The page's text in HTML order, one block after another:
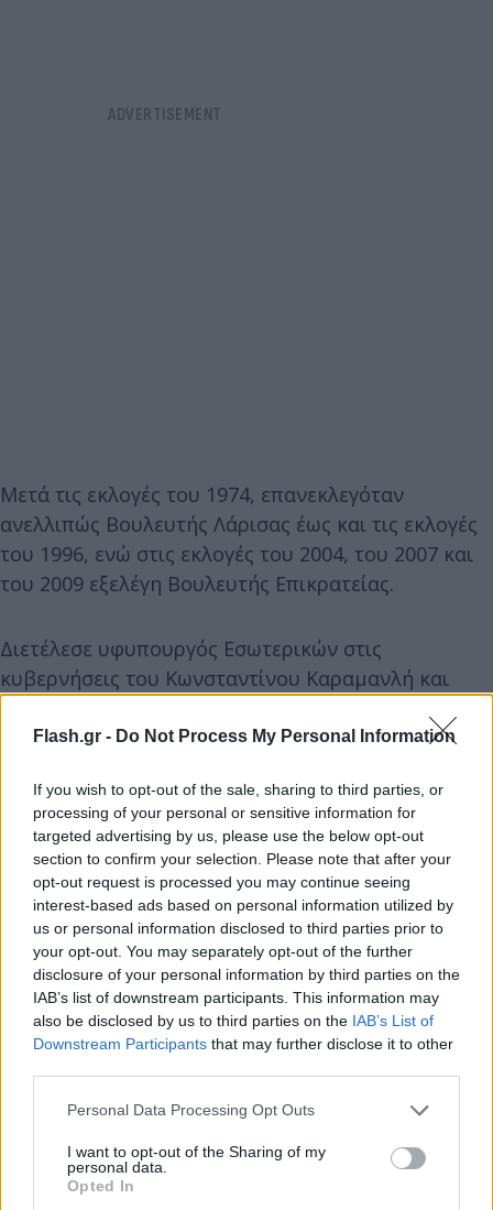
Flash.gr - Do Not Process My Personal Information
If you wish to opt-out of the sale, sharing to third parties, or
processing of your personal or sensitive information for
targeted advertising by us, please use the below opt-out
section to confirm your selection. Please note that after your
opt-out request is processed you may continue seeing
interest-based ads based on personal information utilized by
us or personal information disclosed to third parties prior to
your opt-out. You may separately opt-out of the further
disclosure of your personal information by third parties on the
IAB’s list of downstream participants. This information may
also be disclosed by us to third parties on the IAB’s List of
Downstream Participants that may further disclose it to other
Please note that this website/app uses one or more Google
not limited to your visit or usage behaviour. You may click to
grant or deny consent to Google and its third-party tags to
use your data for below specified purposes in below Google
Personal Data Processing Opt Outs
I want to opt-out of the Sharing of my
personal data.
Opted In
Μετά τις εκλογές του 1974, επανεκλεγόταν
ανελλιπώς Βουλευτής Λάρισας έως και τις εκλογές
του 1996, ενώ στις εκλογές του 2004, του 2007 και
του 2009 εξελέγη Βουλευτής Επικρατείας.
Διετέλεσε υφυπουργός Εσωτερικών στις
κυβερνήσεις του Κωνσταντίνου Καραμανλή και
Γεωργίου Ράλλη. Ανέλαβε υπουργός Εθνικής
Τζαννετάκη (1989) και υπουργός Οικονομικών στην
οικουμενική κυβέρνηση του Ξενοφώντα Ζολώτα
(1989-1990).
Στις κυβερνήσεις του Κωνσταντίνου Μητσοτάκη
την περίοδο 1990-1993, διετέλεσε διαδοχικά
υπουργός Εθνικής Οικονομίας και Υπουργός
Εθνικής Παιδείας και Θρησκευμάτων. Ήταν επίσης
ο υπουργός Περιβάλλοντος, Χωροταξίας και